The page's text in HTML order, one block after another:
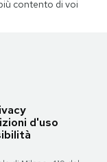
contento di voi
d'uso